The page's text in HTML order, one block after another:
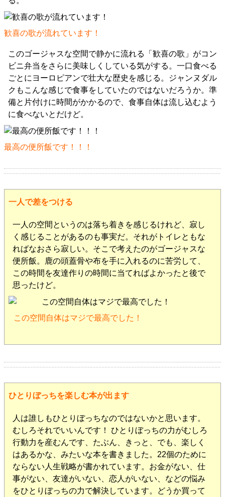
歓喜の歌が流れています！
このゴージャスな空間で静かに流れる「歓喜の歌」がコン
ビニ弁当をさらに美味しくしている気がする。一口食べる
ごとにヨーロピアンで壮大な歴史を感じる。ジャンヌダル
クもこんな感じで食事をしていたのではないだろうか。準
備と片付けに時間がかかるので、食事自体は流し込むよう
に食べないとだけど。
最高の便所飯です！！！
一人で差をつける
一人の空間というのは落ち着きを感じるけれど、寂し
く感じることがあるのも事実だ。それがトイレともな
ればなおさら寂しい。そこで考えたのがゴージャスな
便所飯。鹿の頭蓋骨や布を手に入れるのに苦労して、
この時間を友達作りの時間に当てればよかったと後で
思ったけど。
この空間自体はマジで最高でした！
ひとりぼっちを楽しむ本が出ます
人は誰しもひとりぼっちなのではないかと思います。
むしろそれでいいんです！ ひとりぼっちの力がむしろ
行動力を産むんです、たぶん、きっと、でも、楽しく
はあるかな、みたいな本を書きました。22個のために
ならない人生戦略が書かれています。お金がない、仕
事がない、友達がいない、恋人がいない、などの悩み
をひとりぼっちの力で解決しています。どうか買って